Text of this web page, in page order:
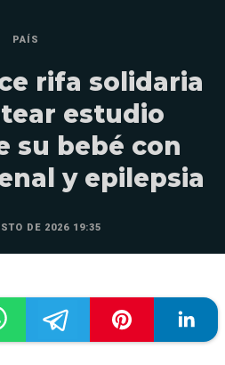
PAÍS
rifa solidaria
estudio
su bebé con
y epilepsia
DE 2026 19:35